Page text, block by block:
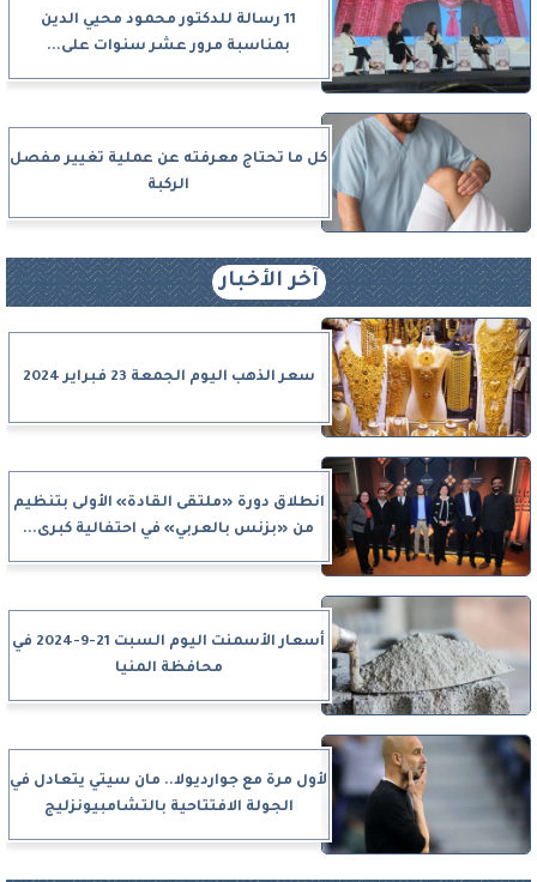
11 رسالة للدكتور محمود محيي الدين
بمناسبة مرور عشر سنوات على...
كل ما تحتاج معرفته عن عملية تغيير مفصل
الركبة
آخر الأخبار
سعر الذهب اليوم الجمعة 23 فبراير 2024
انطلاق دورة «ملتقى القادة» الأولى بتنظيم
من «بزنس بالعربي» في احتفالية كبرى...
أسعار الأسمنت اليوم السبت 21-9-2024 في
محافظة المنيا
لأول مرة مع جوارديولا.. مان سيتي يتعادل في
الجولة الافتتاحية بالتشامبيونزليج